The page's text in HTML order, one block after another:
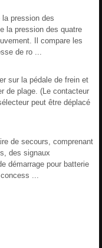
pression des
la pression des quatre
Il compare les
de ro ...
sur la pédale de frein et
de plage. (Le contacteur
peut être déplacé
de secours, comprenant
des signaux
démarrage pour batterie
...